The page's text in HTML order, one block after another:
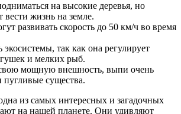
на высокие деревья, но
вести жизнь на земле.
развивать скорость до 50 км/ч во время
так как она регулирует
и мелких рыб.
мощную внешность, выпи очень
существа.
из самых интересных и загадочных
на нашей планете. Они удивляют